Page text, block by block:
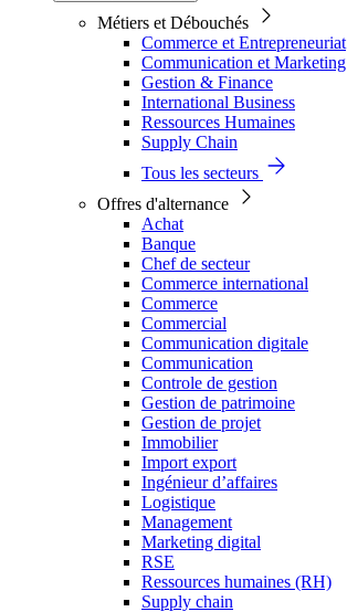
Métiers et Débouchés
Commerce et Entrepreneuriat
Communication et Marketing
Gestion & Finance
International Business
Ressources Humaines
Supply Chain
Tous les secteurs
Offres d'alternance
Achat
Banque
Chef de secteur
Commerce international
Commerce
Commercial
Communication digitale
Communication
Controle de gestion
Gestion de patrimoine
Gestion de projet
Immobilier
Import export
Ingénieur d’affaires
Logistique
Management
Marketing digital
RSE
Ressources humaines (RH)
Supply chain